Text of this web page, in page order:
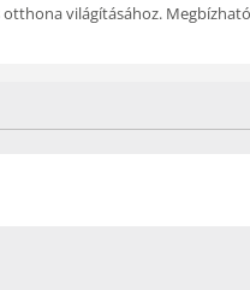
világításához.